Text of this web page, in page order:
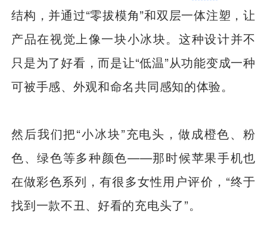
结构，并通过“零拔模角”和双层一体注塑，让
产品在视觉上像一块小冰块。这种设计并不
只是为了好看，而是让“低温”从功能变成一种
可被手感、外观和命名共同感知的体验。
然后我们把“小冰块”充电头，做成橙色、粉
色、绿色等多种颜色——那时候苹果手机也
在做彩色系列，有很多女性用户评价，“终于
找到一款不丑、好看的充电头了”。